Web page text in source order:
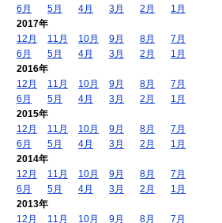
6月
5月 4月 3月 2月
1月
2017年
12月
11月 10月 9月 8月
7月
6月
5月 4月 3月 2月
1月
2016年
12月
11月 10月 9月 8月
7月
6月
5月 4月 3月 2月
1月
2015年
12月
11月 10月 9月 8月
7月
6月
5月 4月 3月 2月
1月
2014年
12月
11月 10月 9月 8月
7月
6月
5月 4月 3月 2月
1月
2013年
12月
11月 10月 9月 8月 7月